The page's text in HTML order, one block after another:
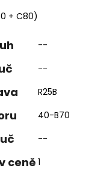
+ C80)
--
--
R25B
40-B70
--
ceně 1